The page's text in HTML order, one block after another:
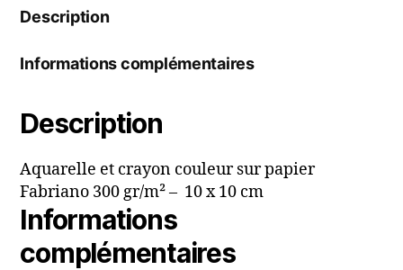
Description
Informations complémentaires
Description
Aquarelle et crayon couleur sur papier
Fabriano 300 gr/m² – 10 x 10 cm
Informations
complémentaires